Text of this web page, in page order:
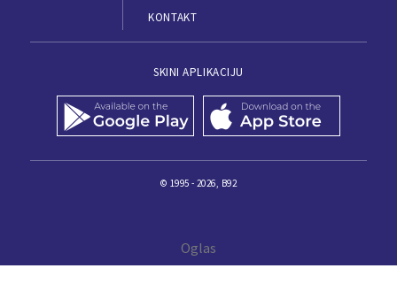
KONTAKT
SKINI APLIKACIJU
© 1995 - 2026, B92